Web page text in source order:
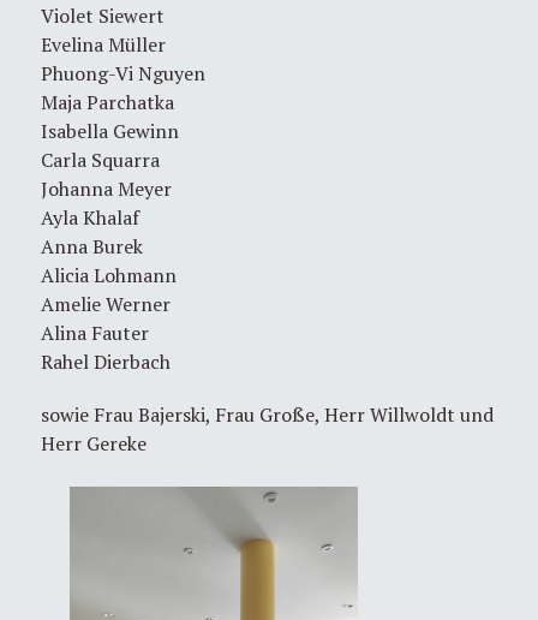
Violet Siewert
Evelina Müller
Phuong-Vi Nguyen
Maja Parchatka
Isabella Gewinn
Carla Squarra
Johanna Meyer
Ayla Khalaf
Anna Burek
Alicia Lohmann
Amelie Werner
Alina Fauter
Rahel Dierbach
sowie Frau Bajerski, Frau Große, Herr Willwoldt und
Herr Gereke